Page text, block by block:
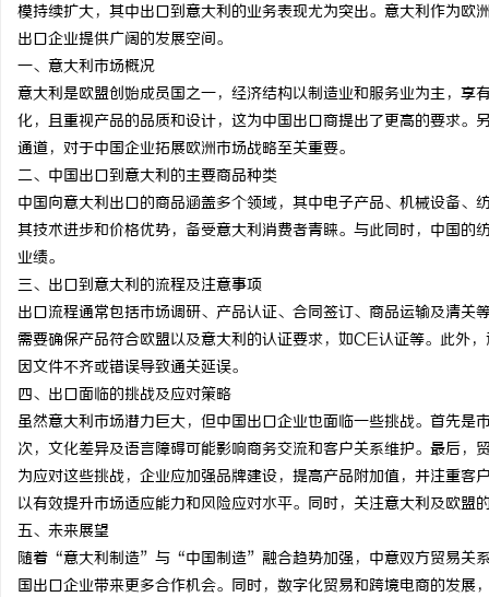
模持续扩大，其中出口到意大利的业务表现尤为突出。意大利作为
出口企业提供广阔的发展空间。
一、意大利市场概况
意大利是欧盟创始成员国之一，经济结构以制造业和服务业为主，
化，且重视产品的品质和设计，这为中国出口商提出了更高的要求
通道，对于中国企业拓展欧洲市场战略至关重要。
二、中国出口到意大利的主要商品种类
中国向意大利出口的商品涵盖多个领域，其中电子产品、机械设备
其技术进步和价格优势，备受意大利消费者青睐。与此同时，中国
业绩。
三、出口到意大利的流程及注意事项
出口流程通常包括市场调研、产品认证、合同签订、商品运输及清
需要确保产品符合欧盟以及意大利的认证要求，如CE认证等。此外
因文件不齐或错误导致通关延误。
四、出口面临的挑战及应对策略
虽然意大利市场潜力巨大，但中国出口企业也面临一些挑战。首先
次，文化差异及语言障碍可能影响商务交流和客户关系维护。最后，
为应对这些挑战，企业应加强品牌建设，提高产品附加值，并注重
以有效提升市场适应能力和风险应对水平。同时，关注意大利及欧
五、未来展望
随着“意大利制造”与“中国制造”融合趋势加强，中意双方贸易关
国出口企业带来更多合作机会。同时，数字化贸易和跨境电商的发
武汉配眼镜 上海配眼镜